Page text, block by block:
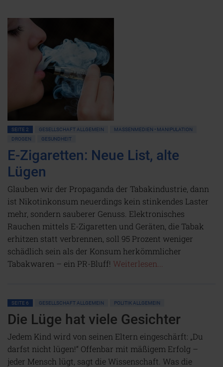
SEITE 2 GESELLSCHAFT ALLGEMEIN
MASSENMEDIEN • MANIPULATION
DROGEN
GESUNDHEIT
E-Zigaretten: Neue List, alte
Lügen
Glauben wir der Propaganda der Tabakindustrie, dann
ist Nikotinkonsum neuerdings kein stinkendes Laster
mehr, sondern sauberer Genuss. Elektronisches
Rauchen mittels E-Zigaretten und Geräten, die Tabak
erhitzen statt verbrennen, soll 95 Prozent weniger
schädlich sein als der Konsum herkömmlicher
Tabakwaren – ein PR-Bluff! Weiterlesen...
SEITE 6 GESELLSCHAFT ALLGEMEIN POLITIK ALLGEMEIN
Die Lüge hat viele Gesichter
Jedem Kind wird von seinen Eltern eingeschärft: „Du
darfst nicht lügen!“ Offenbar mit mäßigem Erfolg –
jeder Mensch lügt, sagt die Wissenschaft. Was die